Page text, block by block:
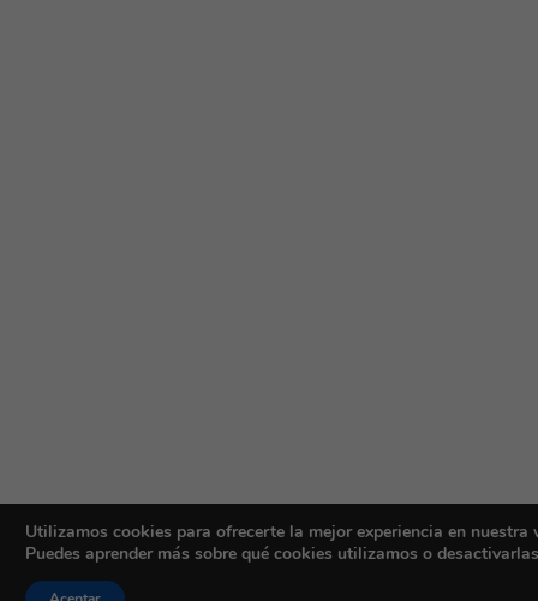
Utilizamos cookies para ofrecerte la mejor experiencia en nuestra
Puedes aprender más sobre qué cookies utilizamos o